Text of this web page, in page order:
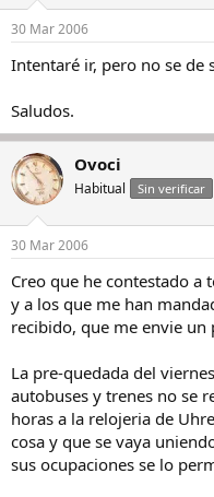
30 Mar 2006
Intentaré ir, pero no se de
Saludos.
Ovoci
Habitual Sin verificar
30 Mar 2006
Creo que he contestado a
y a los que me han
recibido, que me envie un
La pre-quedada del
autobuses y trenes no se
horas a la relojeria de
cosa y que se vaya
sus ocupaciones se lo